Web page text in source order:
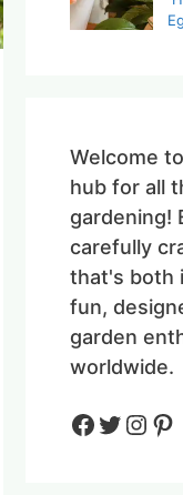
Welcome
hub for all
gardening!
carefully
that's both
fun,
garden
worldwide.
Facebook
Twitter